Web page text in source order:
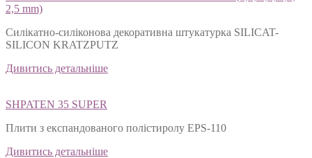
2,5 mm)
Силікатно-силіконова декоративна штукатурка SILICAT-
SILICON KRATZPUTZ
Дивитись детальніше
SHPATEN 35 SUPER
Плити з експандованого полістиролу EPS-110
Дивитись детальніше